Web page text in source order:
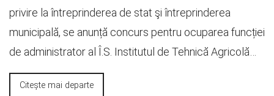
privire la întreprinderea de stat şi întreprinderea
municipală, se anunță concurs pentru ocuparea funcției
de administrator al Î.S. Institutul de Tehnică Agricolă…
Citește mai departe